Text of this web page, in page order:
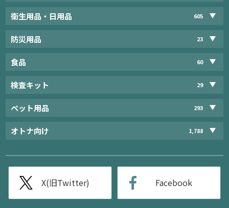
衛生用品・日用品 605
防災用品 23
食品 60
検査キット 29
ペット用品 293
オトナ向け 1,788
X(旧Twitter) Facebook